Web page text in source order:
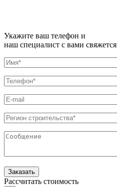
Укажите ваш телефон и
наш специалист с вами свяжется
Рассчитать стоимость